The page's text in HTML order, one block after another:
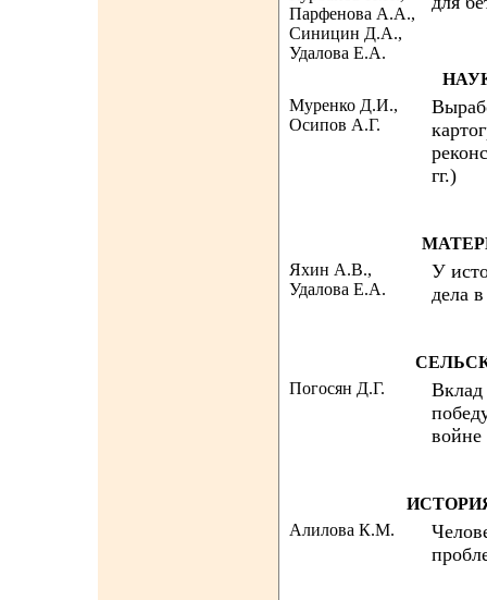
Парфенова А.А.,
Синицин Д.А.,
Удалова Е.А.
Муренко Д.И.,
Осипов А.Г.
гг.)
Яхин А.В.,
Удалова Е.А.
У
дела
Погосян Д.Г.
Вклад
войне
Алилова К.М.